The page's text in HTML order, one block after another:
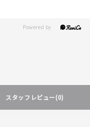
スタッフレビュー(0)